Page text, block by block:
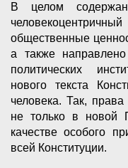
В целом
общественные
а также
политических
нового текста
человека. Так,
не только в новой
качестве особого
всей Конституции.